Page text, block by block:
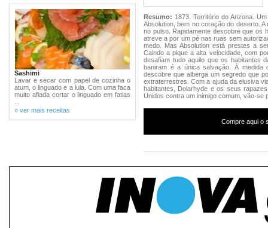
Sashimi
Lavar e secar com papel de cozinha o
atum, o linguado e a lula. Com uma faca
muito afiada cortar o linguado em fatias
» ver mais receitas
Resumo: 1873. Território do Arizona.
Absolution, bem no coração do deserto.
no pulso. Rapidamente descobre que os
atreve a por um pé nas ruas sem
medo. Mas Absolution está prestes a
Caindo a pique a alta velocidade, com
desafiam tudo aquilo que os habitantes
baniram é a única salvação. À medida
descobre que alberga um segredo que
extraterrestres. Com a ajuda da elusiva
habitantes, Dolarhyde e os seus
Unidos contra um inimigo comum, vão-
Compre aqui o